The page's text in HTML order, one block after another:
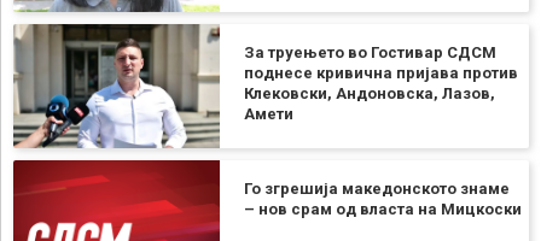
За труењето во Гостивар СДСМ
поднесе кривична пријава против
Клековски, Андоновска, Лазов,
Амети
Го згрешија македонското знаме
– нов срам од власта на Мицкоски